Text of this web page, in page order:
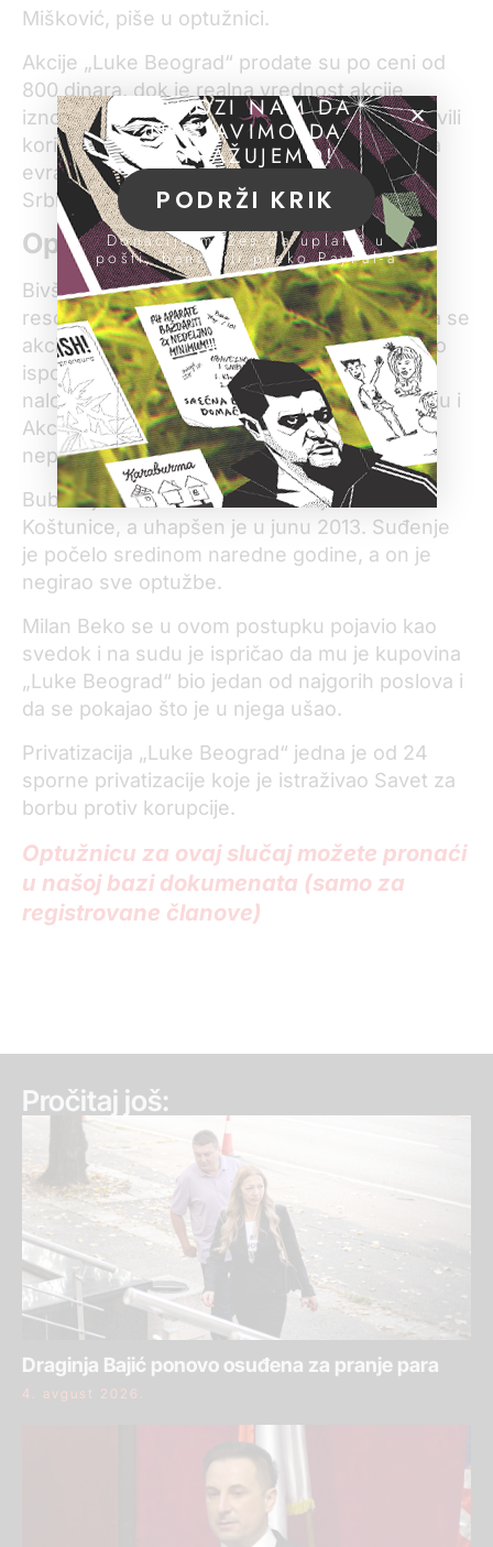
Mišković, piše u optužnici.
Akcije „Luke Beograd“ prodate su po ceni od
800 dinara, dok je realna vrednost akcije
iznosila 1.450 dinara. Optuženi su tako pribavili
korist kompaniji „Worldfin S.A.“ od 14 miliona
evra za koliko je oštećen budžet Republike
Srbije.
Optužbe
Bivšem ministru Bubalu sudilo se jer kao
resorni ministar nije učinio ništa da spreči da se
akcije prodaju, iako je znao da je cena daleko
ispod tržišne. On, kako piše u optužnici, nije
naložio kontrolu rada Agencije za privatizaciju i
Akcijskog fonda, niti je upozorio na uočene
nepravilnosti.
Bubalo je bio ministar u Vladi Vojislava
Koštunice, a uhapšen je u junu 2013. Suđenje
je počelo sredinom naredne godine, a on je
negirao sve optužbe.
Milan Beko se u ovom postupku pojavio kao
svedok i na sudu je ispričao da mu je kupovina
„Luke Beograd“ bio jedan od najgorih poslova i
da se pokajao što je u njega ušao.
Privatizacija „Luke Beograd“ jedna je od 24
sporne privatizacije koje je istraživao Savet za
borbu protiv korupcije.
Optužnicu za ovaj slučaj možete pronaći
u našoj bazi dokumenata (samo za
registrovane članove)
Pročitaj još:
Draginja Bajić ponovo osuđena za pranje para
4. avgust 2026.
POMOZI NAM DA
NASTAVIMO DA
ISTRAŽUJEMO!
PODRŽI KRIK
Donacije možeš da uplatiš u
pošti, banci ili preko PayPal-a